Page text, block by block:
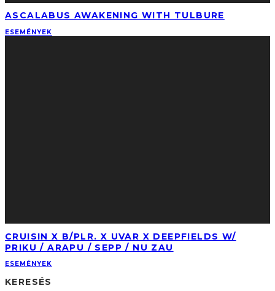
ASCALABUS AWAKENING WITH TULBURE
ESEMÉNYEK
CRUISIN X B/PLR. X UVAR X DEEPFIELDS W/
PRIKU / ARAPU / SEPP / NU ZAU
ESEMÉNYEK
KERESÉS